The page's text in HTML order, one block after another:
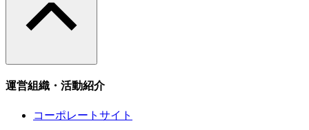
運営組織・活動紹介
コーポレートサイト